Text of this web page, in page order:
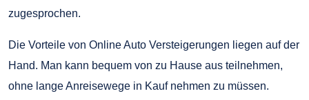
zugesprochen.
Die Vorteile von Online Auto Versteigerungen liegen auf der
Hand. Man kann bequem von zu Hause aus teilnehmen,
ohne lange Anreisewege in Kauf nehmen zu müssen.